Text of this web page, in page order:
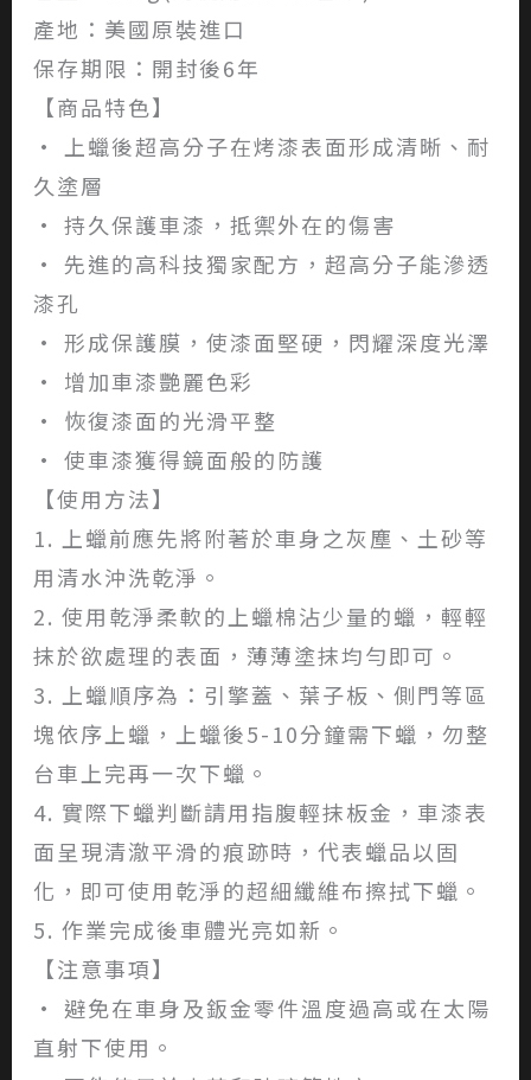
產地：美國原裝進口
保存期限：開封後6年
【商品特色】
• 上蠟後超高分子在烤漆表面形成清晰、耐
久塗層
• 持久保護車漆，抵禦外在的傷害
• 先進的高科技獨家配方，超高分子能滲透
漆孔
• 形成保護膜，使漆面堅硬，閃耀深度光澤
• 增加車漆艷麗色彩
• 恢復漆面的光滑平整
• 使車漆獲得鏡面般的防護
【使用方法】
1. 上蠟前應先將附著於車身之灰塵、土砂等
用清水沖洗乾淨。
2. 使用乾淨柔軟的上蠟棉沾少量的蠟，輕輕
抹於欲處理的表面，薄薄塗抹均勻即可。
3. 上蠟順序為：引擎蓋、葉子板、側門等區
塊依序上蠟，上蠟後5-10分鐘需下蠟，勿整
台車上完再一次下蠟。
4. 實際下蠟判斷請用指腹輕抹板金，車漆表
面呈現清澈平滑的痕跡時，代表蠟品以固
化，即可使用乾淨的超細纖維布擦拭下蠟。
5. 作業完成後車體光亮如新。
【注意事項】
• 避免在車身及鈑金零件溫度過高或在太陽
直射下使用。